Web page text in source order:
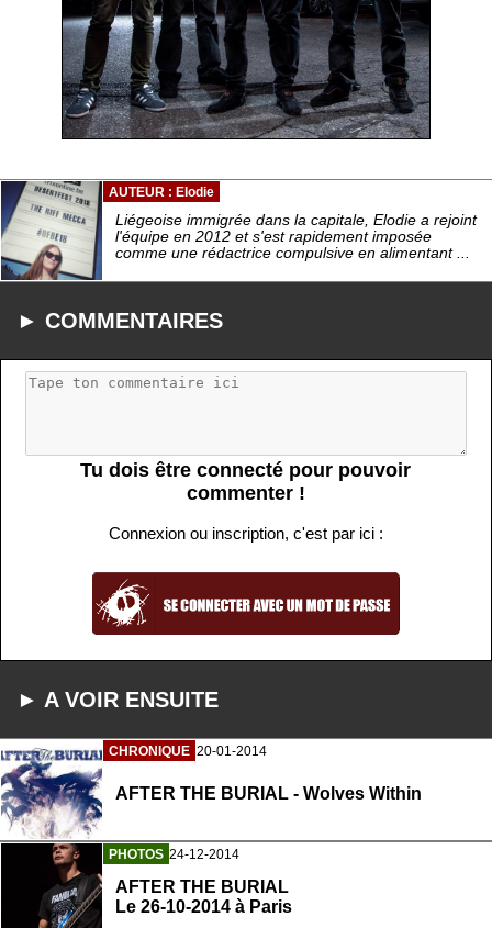
AUTEUR : Elodie
Liégeoise immigrée dans la capitale, Elodie a rejoint
l'équipe en 2012 et s'est rapidement imposée
comme une rédactrice compulsive en alimentant ...
► COMMENTAIRES
Tu dois être connecté pour pouvoir
commenter !
Connexion ou inscription, c'est par ici :
► A VOIR ENSUITE
CHRONIQUE 20-01-2014
AFTER THE BURIAL - Wolves Within
PHOTOS 24-12-2014
AFTER THE BURIAL
Le 26-10-2014 à Paris